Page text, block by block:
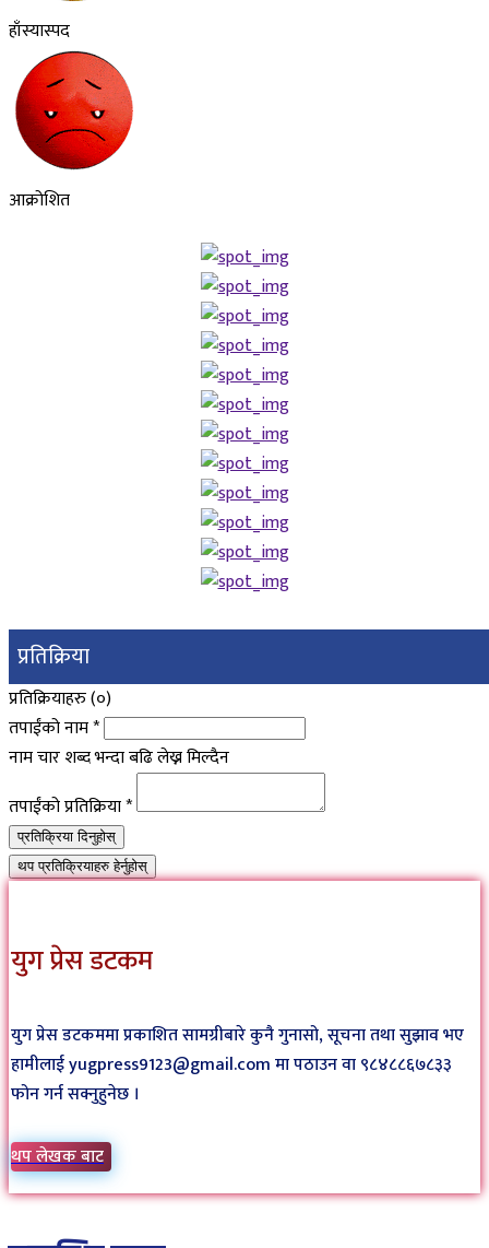
हाँस्यास्पद
आक्रोशित
प्रतिक्रिया
प्रतिक्रियाहरु (०)
तपाईंको नाम*
नाम चार शब्द भन्दा बढि लेख्न मिल्दैन
तपाईंको प्रतिक्रिया*
प्रतिक्रिया दिनुहोस्
थप प्रतिक्रियाहरु हेर्नुहोस्
युग प्रेस डटकम
युग प्रेस डटकममा प्रकाशित सामग्रीबारे कुनै गुनासो, सूचना तथा सुझाव भए
हामीलाई yugpress9123@gmail.com मा पठाउन वा ९८४८८६७८३३
फोन गर्न सक्नुहुनेछ ।
थप लेखक बाट